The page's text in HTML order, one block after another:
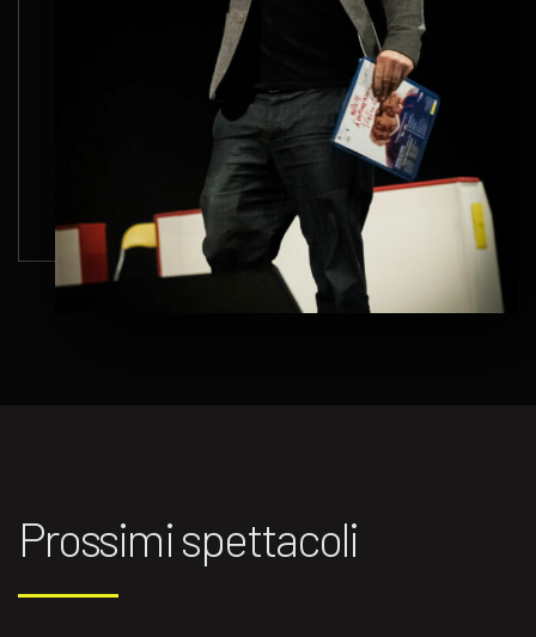
Prossimi spettacoli